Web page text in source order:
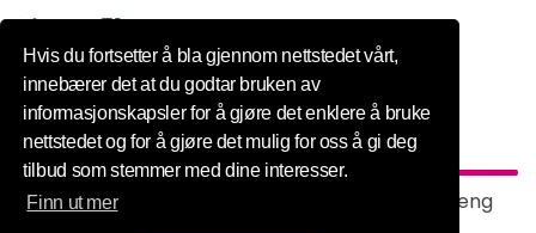
Hvis du fortsetter å bla gjennom nettstedet vårt,
innebærer det at du godtar bruken av
informasjonskapsler for å gjøre det enklere å bruke
nettstedet og for å gjøre det mulig for oss å gi deg
tilbud som stemmer med dine interesser.
Finn ut mer
Influence
Trinn 1 | Du
Registrer deg for Toluna Influencers og få 500 poeng